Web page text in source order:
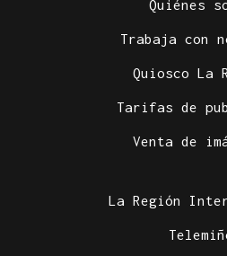
Quiénes
Trabaja con
Quiosco La
Tarifas de
Venta de
La Región